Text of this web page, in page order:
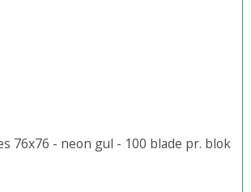
76x76 - neon gul - 100 blade pr. blok